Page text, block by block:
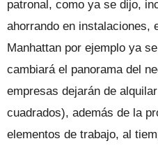
patronal, como ya se dijo,
ahorrando en instalaciones,
Manhattan por ejemplo ya
cambiará el panorama del
empresas dejarán de
cuadrados), además de la
elementos de trabajo, al